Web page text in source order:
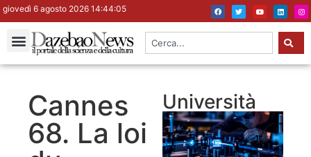
giovedì 6 agosto 2026 14:44:05
Cannes
68. La loi
Università